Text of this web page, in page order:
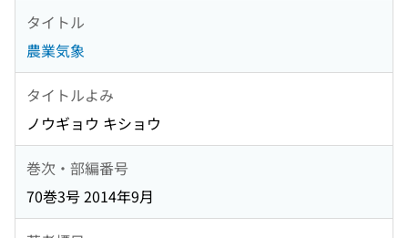
タイトル
農業気象
タイトルよみ
ノウギョウ キショウ
巻次・部編番号
70巻3号 2014年9月